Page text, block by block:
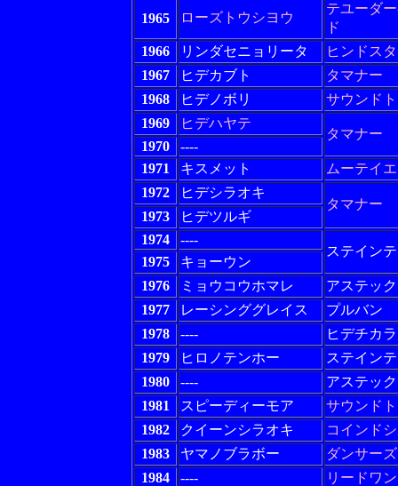
1965 ローズトウシヨウ
テユーダ
ド
1966
リンダセニョリータ
ヒンドス
1967
ヒデカブト
タマナー
1968
ヒデノボリ
サウンド
1969
ヒデハヤテ
タマナー
1970
----
1971
キスメット
ムーテイエ
1972
ヒデシラオキ
タマナー
1973
ヒデツルギ
1974
----
ステイン
1975
キョーウン
1976
ミョウコウホマレ
アステック
1977
レーシンググレイス
プルバン
1978
----
ヒデチカラ
1979
ヒロノテンホー
ステイン
1980
----
アステック
1981
スピーディーモア
サウンド
1982
クイーンシラオキ
コインド
1983
ヤマノブラボー
ダンサー
1984
----
リードワ